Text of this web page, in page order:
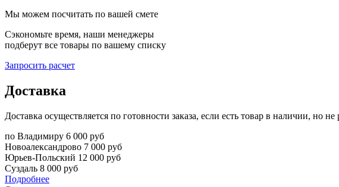
Мы можем посчитать по вашей смете
Сэкономьте время, наши менеджеры
подберут все товары по вашему списку
Запросить расчет
Доставка
Доставка осуществляется по готовности заказа, если есть товар в наличии, но
по Владимиру 6 000 руб
Новоалександрово 7 000 руб
Юрьев-Польский 12 000 руб
Суздаль 8 000 руб
Подробнее